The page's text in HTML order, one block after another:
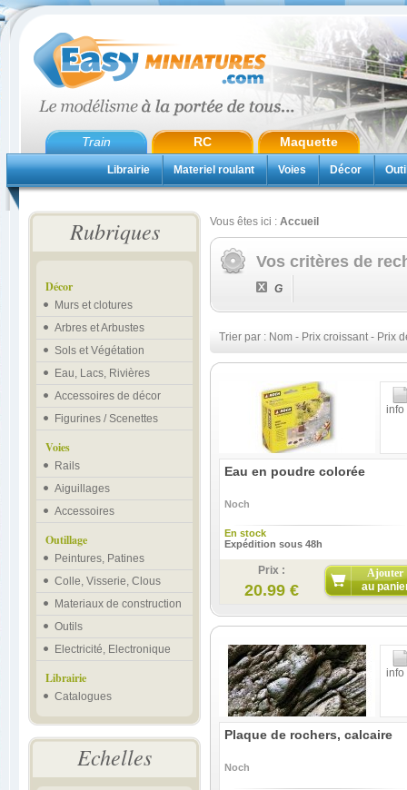
Train RC Maquette
Librairie Materiel roulant Voies Décor
Rubriques
Décor
Murs et clotures
Arbres et Arbustes
Sols et Végétation
Eau, Lacs, Rivières
Accessoires de décor
Figurines / Scenettes
Voies
Rails
Aiguillages
Accessoires
Outillage
Peintures, Patines
Colle, Visserie, Clous
Materiaux de construction
Outils
Electricité, Electronique
Librairie
Catalogues
Echelles
Vous êtes ici : Accueil
Vos critères de
G
Trier par : Nom - Prix croissant- Prix
info
Eau en poudre colorée
Noch
En stock
Expédition sous 48h
Prix :
20.99 €
Ajouter
au
info
Plaque de rochers, calcaire
Noch